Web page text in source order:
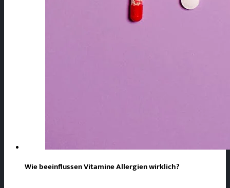
Wie beeinflussen Vitamine Allergien wirklich?